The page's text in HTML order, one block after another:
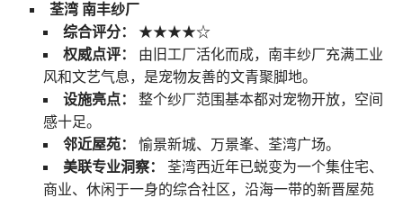
荃湾 南丰纱厂
综合评分：
★★★★☆
权威点评：
由旧工厂活化而成，南丰纱厂充满工业
风和文艺气息，是宠物友善的文青聚脚地。
设施亮点：
整个纱厂范围基本都对宠物开放，空间
感十足。
邻近屋苑：
愉景新城、万景峯、荃湾广场。
美联专业洞察：
荃湾西近年已蜕变为一个集住宅、
商业、休闲于一身的综合社区，沿海一带的新晋屋苑